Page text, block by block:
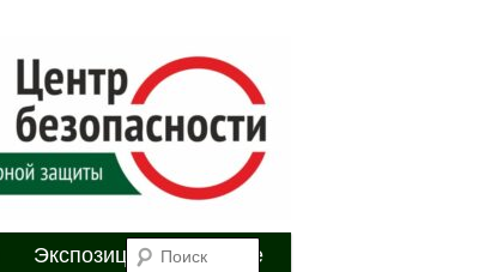
Поиск
Экспозиция Youtube